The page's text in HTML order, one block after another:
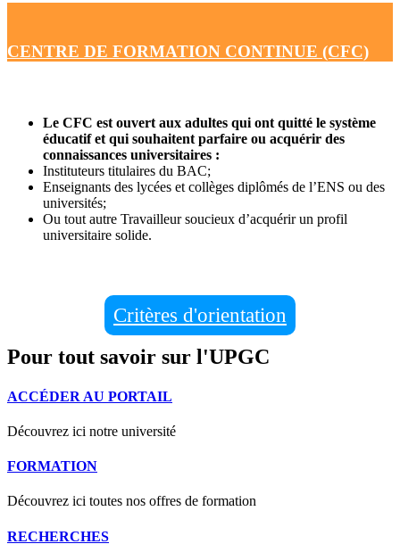
CENTRE DE FORMATION CONTINUE (CFC)
Le CFC est ouvert aux adultes qui ont quitté le système
éducatif et qui souhaitent parfaire ou acquérir des
connaissances universitaires :
Instituteurs titulaires du BAC;
Enseignants des lycées et collèges diplômés de l’ENS ou des
universités;
Ou tout autre Travailleur soucieux d’acquérir un profil
universitaire solide.
Critères d'orientation
Pour tout savoir sur l'UPGC
ACCÉDER AU PORTAIL
Découvrez ici notre université
FORMATION
Découvrez ici toutes nos offres de formation
RECHERCHES